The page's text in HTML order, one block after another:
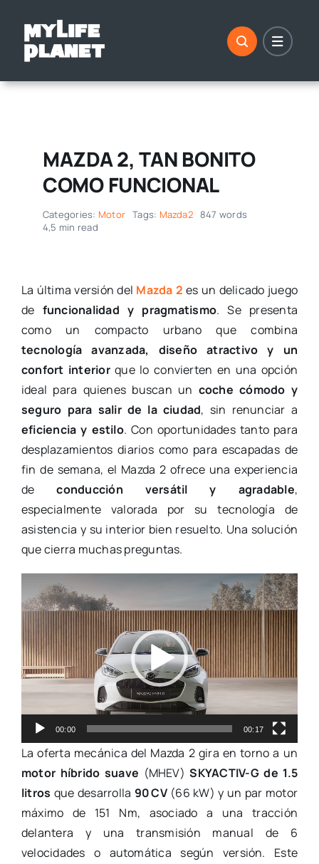
contenido
MAZDA 2, TAN BONITO
COMO FUNCIONAL
Categories: Motor Tags: Mazda2 847 words
4,5 min read
La última versión del Mazda 2 es un delicado juego
de funcionalidad y pragmatismo. Se presenta
como un compacto urbano que combina
tecnología avanzada, diseño atractivo y un
confort interiorque lo convierten en una opción
ideal para quienes buscan un coche cómodo y
seguro para salir de la ciudad, sin renunciar a
eficiencia y estilo. Con oportunidades tanto para
desplazamientos diarios como para escapadas de
fin de semana, el Mazda 2 ofrece una experiencia
deconducción versátil y agradable,
especialmente valorada por su tecnología de
asistencia y su interior bien resuelto. Una solución
que cierra muchas preguntas.
Reproductor
de
vídeo
00:00 00:17
La oferta mecánica del Mazda 2 gira en torno a un
motor híbrido suave (MHEV)SKYACTIV-G de 1.5
litros que desarrolla 90CV(66 kW) y un par motor
máximo de 151 Nm, asociado a una tracción
delantera y una transmisión manual de 6
velocidades o automática según versión. Este